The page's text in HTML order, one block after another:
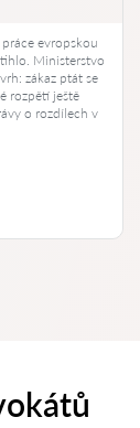
evropskou
Ministerstvo
zákaz ptát se
rozpětí ještě
o rozdílech v